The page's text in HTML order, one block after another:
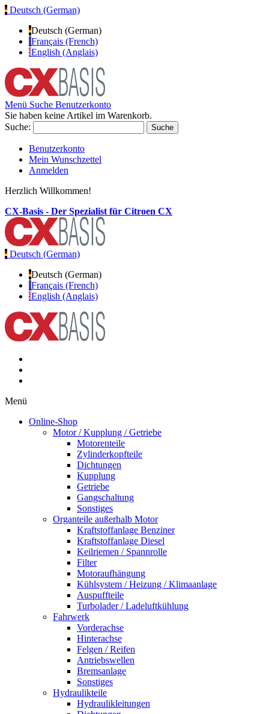
Deutsch (German)
Deutsch (German)
Français (French)
English (Anglais)
Menü Suche Benutzerkonto
Sie haben keine Artikel im Warenkorb.
Suche:
Suche
Benutzerkonto
Mein Wunschzettel
Anmelden
Herzlich Willkommen!
CX-Basis - Der Spezialist für Citroen CX
Deutsch (German)
Deutsch (German)
Français (French)
English (Anglais)
Menü
Online-Shop
Motor / Kupplung / Getriebe
Motorenteile
Zylinderkopfteile
Dichtungen
Kupplung
Getriebe
Gangschaltung
Sonstiges
Organteile außerhalb Motor
Kraftstoffanlage Benziner
Kraftstoffanlage Diesel
Keilriemen / Spannrolle
Filter
Motoraufhängung
Kühlsystem / Heizung / Klimaanlage
Auspuffteile
Turbolader / Ladeluftkühlung
Fahrwerk
Vorderachse
Hinterachse
Felgen / Reifen
Antriebswellen
Bremsanlage
Sonstiges
Hydraulikteile
Hydraulikleitungen